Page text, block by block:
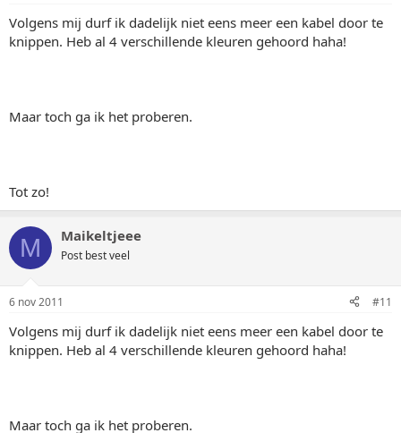
Volgens mij durf ik dadelijk niet eens meer een kabel door te
knippen. Heb al 4 verschillende kleuren gehoord haha!
Maar toch ga ik het proberen.
Tot zo!
M Maikeltjeee
Post best veel
6 nov 2011 #11
Volgens mij durf ik dadelijk niet eens meer een kabel door te
knippen. Heb al 4 verschillende kleuren gehoord haha!
Maar toch ga ik het proberen.